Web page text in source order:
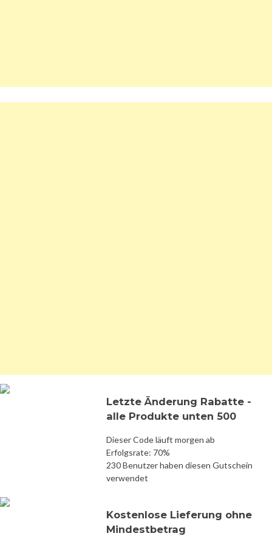
Letzte Änderung Rabatte -
alle Produkte unten 500
Dieser Code läuft morgen ab
Erfolgsrate: 70%
230 Benutzer haben diesen Gutschein
verwendet
Kostenlose Lieferung ohne
Mindestbetrag